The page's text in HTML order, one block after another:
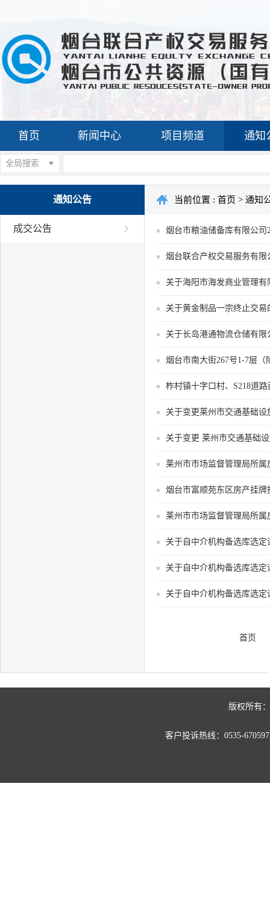
首页 新闻中心 项目频道 通知
全局搜索
通知公告
成交公告
当前位置 : 首页 > 通知
烟台市粮油储备库有限公司
烟台联合产权交易服务有
关于海阳市海发商业管理
关于黄金制品一宗终止交易
关于长岛港通物流仓储有
烟台市南大街267号1-7层
柞村镇十字口村、S218道
莱州市市场监督管理局所
烟台市富顺苑东区房产挂牌
莱州市市场监督管理局所
关于自中介机构备选库选定
关于自中介机构备选库选定
关于自中介机构备选库选定
首页
版权所有
客户投诉热线：0535-